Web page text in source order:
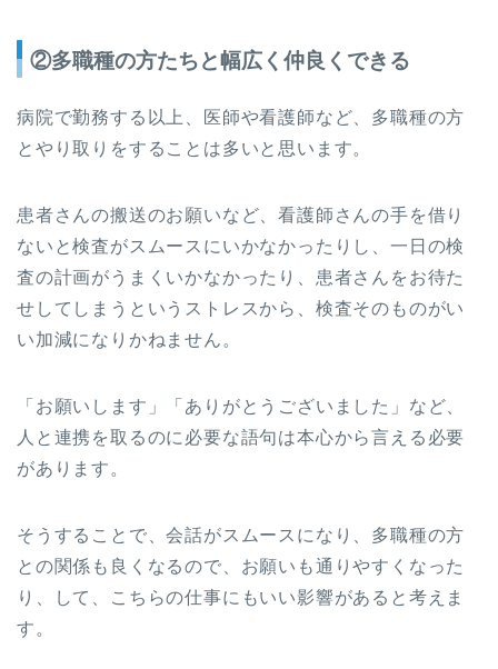
②多職種の方たちと幅広く仲良くできる
病院で勤務する以上、医師や看護師など、多職種の方
とやり取りをすることは多いと思います。
患者さんの搬送のお願いなど、看護師さんの手を借り
ないと検査がスムースにいかなかったりし、一日の検
査の計画がうまくいかなかったり、患者さんをお待た
せしてしまうというストレスから、検査そのものがい
い加減になりかねません。
「お願いします」「ありがとうございました」など、
人と連携を取るのに必要な語句は本心から言える必要
があります。
そうすることで、会話がスムースになり、多職種の方
との関係も良くなるので、お願いも通りやすくなった
り、して、こちらの仕事にもいい影響があると考えま
す。